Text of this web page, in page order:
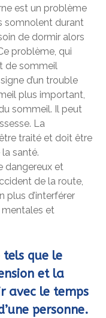
est un problème
somnolent durant
de dormir alors
problème, qui
de sommeil
d’un trouble
plus important,
sommeil. Il peut
La
traité et doit être
santé.
dangereux et
de la route,
plus d’interférer
et
tels que le
et la
avec le temps
personne.